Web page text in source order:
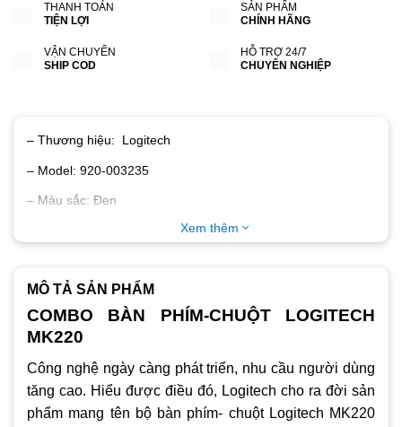
THANH TOÁN
TIỆN LỢI
SẢN PHẨM
CHÍNH HÃNG
VẬN CHUYỂN
SHIP COD
HỖ TRỢ 24/7
CHUYÊN NGHIỆP
– Thương hiệu: Logitech
– Model: 920-003235
– Màu sắc: Đen
Xem thêm
MÔ TẢ SẢN PHẨM
COMBO BÀN PHÍM-CHUỘT LOGITECH
MK220
Công nghệ ngày càng phát triển, nhu cầu người dùng
tăng cao. Hiểu được điều đó, Logitech cho ra đời sản
phẩm mang tên bộ bàn phím- chuột Logitech MK220